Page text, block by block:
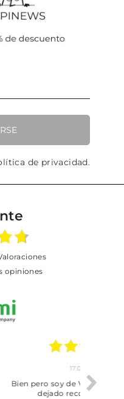
de privacidad.
y no me ha
en tienda